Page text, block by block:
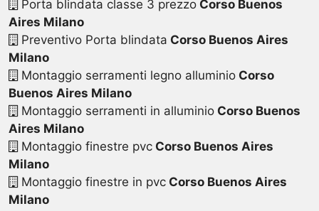
Porta blindata classe 3 prezzoCorso Buenos
Aires Milano
Preventivo Porta blindata Corso Buenos Aires
Milano
Montaggio serramenti legno alluminioCorso
Buenos Aires Milano
Montaggio serramenti in alluminioCorso Buenos
Aires Milano
Montaggio finestre pvcCorso Buenos Aires
Milano
Montaggio finestre in pvcCorso Buenos Aires
Milano